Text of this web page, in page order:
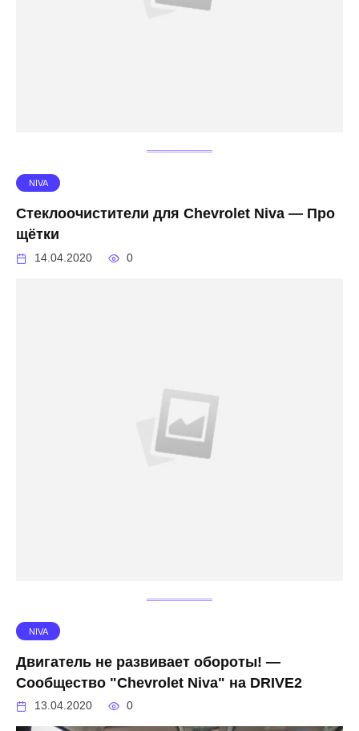
NIVA
Стеклоочистители для Chevrolet Niva — Про
щётки
14.04.2020 0
NIVA
Двигатель не развивает обороты! —
Сообщество "Chevrolet Niva" на DRIVE2
13.04.2020 0